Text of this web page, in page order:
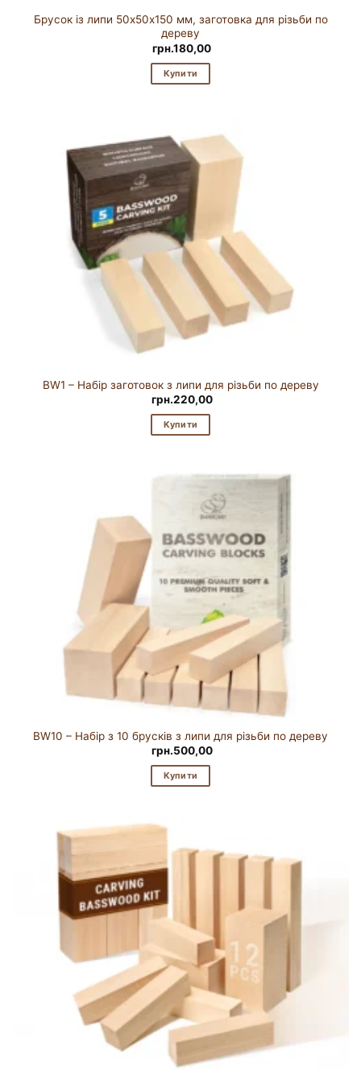
Брусок із липи 50х50х150 мм, заготовка для різьби по
дереву
грн.180,00
Купити
BW1 – Набір заготовок з липи для різьби по дереву
грн.220,00
Купити
BW10 – Набір з 10 брусків з липи для різьби по дереву
грн.500,00
Купити